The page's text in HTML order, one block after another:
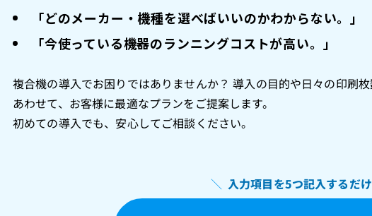
「どのメーカー・機種を選べばいいのかわからない。」
「今使っている機器のランニングコストが高い。」
複合機の導入でお困りではありませんか？ 導入の目的や日々の印刷
あわせて、お客様に最適なプランをご提案します。
初めての導入でも、安心してご相談ください。
＼ 入力項目を5つ記入するだけ